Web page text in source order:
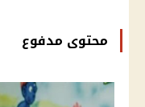
محتوى مدفوع